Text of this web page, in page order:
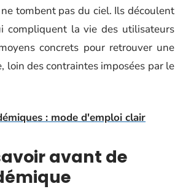
tombent pas du ciel. Ils découlent
compliquent la vie des utilisateurs
concrets pour retrouver une
loin des contraintes imposées par le
: mode d'emploi clair
avant de